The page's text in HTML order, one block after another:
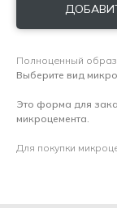
Полноценный
Выберите вид
Это форма для
микроцемента.
Для покупки